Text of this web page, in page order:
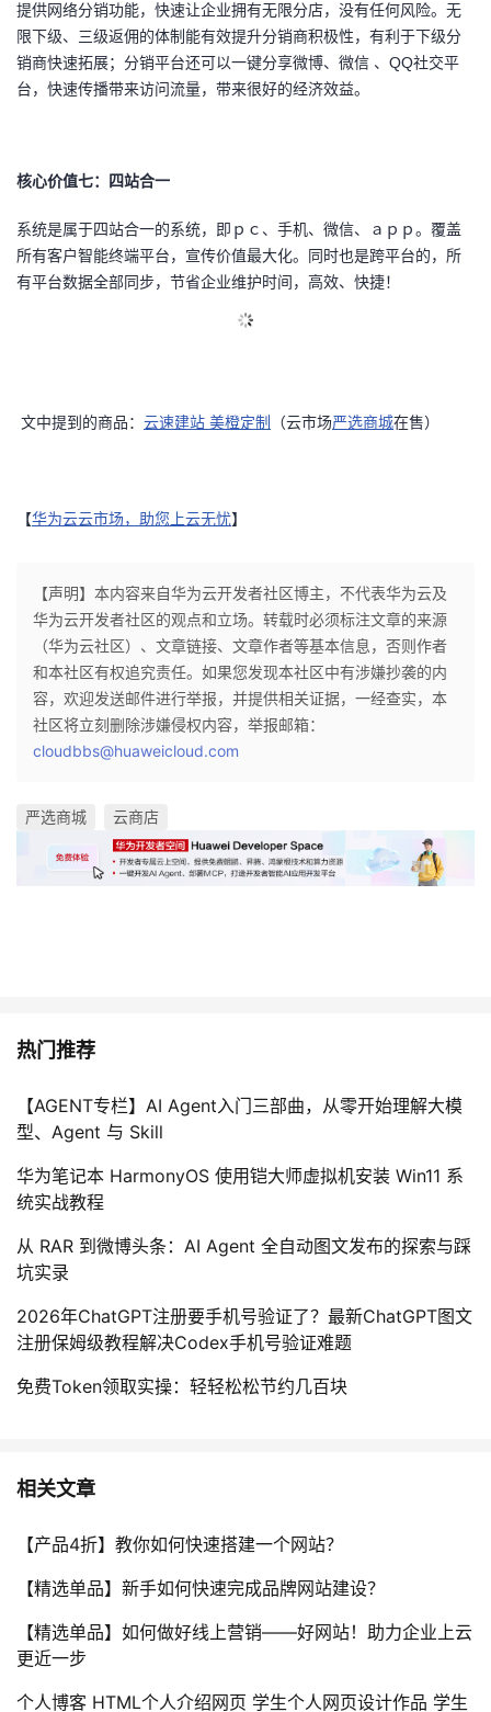
提供网络分销功能，快速让企业拥有无限分店，没有任何风险。无
限下级、三级返佣的体制能有效提升分销商积极性，有利于下级分
销商快速拓展；分销平台还可以一键分享微博、微信 、QQ社交平
台，快速传播带来访问流量，带来很好的经济效益。
核心价值七：四站合一
系统是属于四站合一的系统，即ｐｃ、手机、微信、ａｐｐ。覆盖
所有客户智能终端平台，宣传价值最大化。同时也是跨平台的，所
有平台数据全部同步，节省企业维护时间，高效、快捷！
文中提到的商品： 云速建站 美橙定制 （云市场严选商城在售）
【华为云云市场，助您上云无忧】
【声明】本内容来自华为云开发者社区博主，不代表华为云及
华为云开发者社区的观点和立场。转载时必须标注文章的来源
（华为云社区）、文章链接、文章作者等基本信息，否则作者
和本社区有权追究责任。如果您发现本社区中有涉嫌抄袭的内
容，欢迎发送邮件进行举报，并提供相关证据，一经查实，本
社区将立刻删除涉嫌侵权内容，举报邮箱：
cloudbbs@huaweicloud.com
严选商城 云商店
热门推荐
【AGENT专栏】AI Agent入门三部曲，从零开始理解大模
型、Agent 与 Skill
华为笔记本 HarmonyOS 使用铠大师虚拟机安装 Win11 系
统实战教程
从 RAR 到微博头条：AI Agent 全自动图文发布的探索与踩
坑实录
2026年ChatGPT注册要手机号验证了？最新ChatGPT图文
注册保姆级教程解决Codex手机号验证难题
免费Token领取实操：轻轻松松节约几百块
相关文章
【产品4折】教你如何快速搭建一个网站？
【精选单品】新手如何快速完成品牌网站建设？
【精选单品】如何做好线上营销——好网站！助力企业上云
更近一步
个人博客 HTML个人介绍网页 学生个人网页设计作品 学生